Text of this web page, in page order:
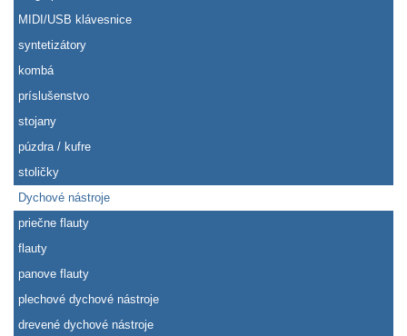
MIDI/USB klávesnice
syntetizátory
kombá
príslušenstvo
stojany
púzdra / kufre
stoličky
Dychové nástroje
priečne flauty
flauty
panove flauty
plechové dychové nástroje
drevené dychové nástroje